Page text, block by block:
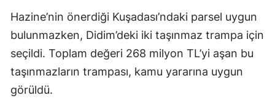
Hazine’nin önerdiği Kuşadası’ndaki parsel uygun
bulunmazken, Didim’deki iki taşınmaz trampa için
seçildi. Toplam değeri 268 milyon TL’yi aşan bu
taşınmazların trampası, kamu yararına uygun
görüldü.